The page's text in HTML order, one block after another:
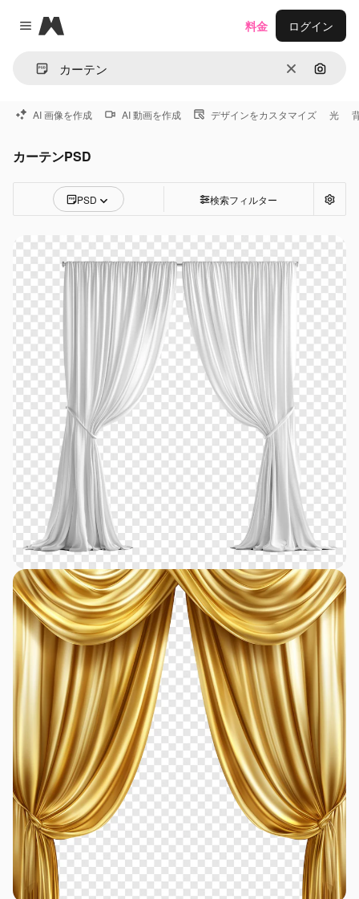
Close menu
Magnific
消去 画像で
料金 ログイン
AI 画像を作成 AI 動画を作成 デザインをカスタマイズ 光
カーテンPSD
PSD 検索フィルター